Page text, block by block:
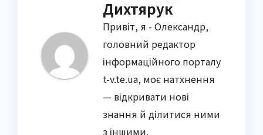
Дихтярук
Привіт, я - Олександр,
головний редактор
інформаційного порталу
t-v.te.ua, моє натхнення
— відкривати нові
знання й ділитися ними
з іншими.